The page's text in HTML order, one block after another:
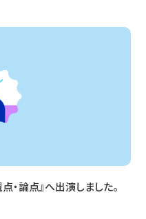
論点』へ出演しました。